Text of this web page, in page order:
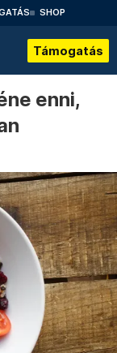
SHOP
Támogatás
enni,